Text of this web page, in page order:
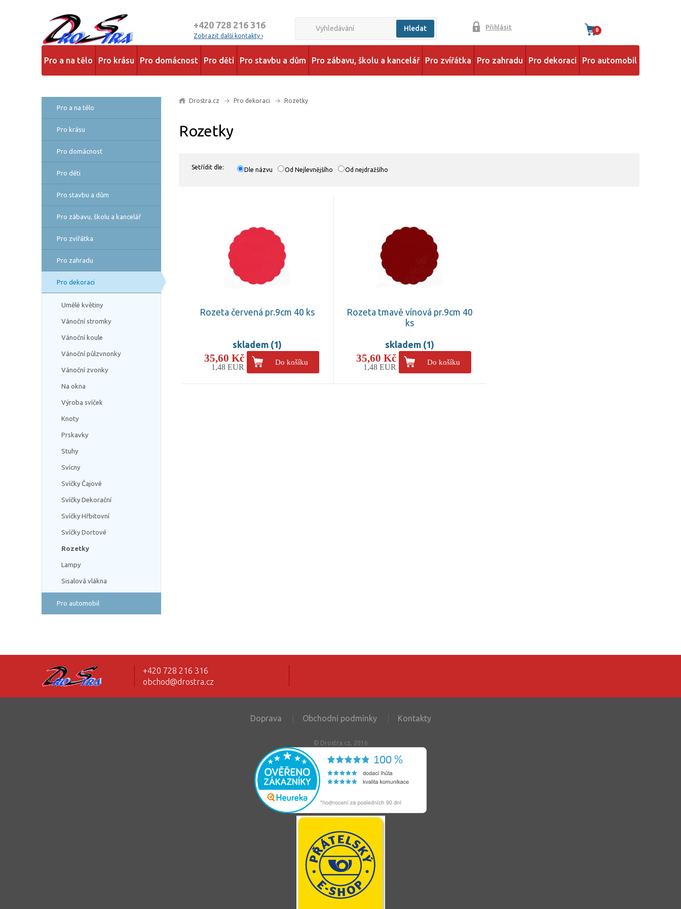
+420 728 216 316
Zobrazit další kontakty ›
Hledat Přihlásit 0
Pro a na tělo Pro krásu Pro domácnost Pro děti Pro stavbu a dům Pro zábavu, školu a kancelář Pro zvířátka Pro zahradu Pro dekoraci Pro automobil
Pro a na tělo
Pro krásu
Pro domácnost
Pro děti
Pro stavbu a dům
Pro zábavu, školu a kancelář
Pro zvířátka
Pro zahradu
Pro dekoraci
Umělé květiny
Vánoční stromky
Vánoční koule
Vánoční půlzvnonky
Vánoční zvonky
Na okna
Výroba svíček
Knoty
Prskavky
Stuhy
Svícny
Svíčky Čajové
Svíčky Dekorační
Svíčky Hřbitovní
Svíčky Dortové
Rozetky
Lampy
Sisalová vlákna
Pro automobil
Drostra.cz Pro dekoraci Rozetky
Rozetky
Setřídit dle: Dle názvu Od Nejlevnějšího Od nejdražšího
Rozeta červená pr.9cm 40 ks
skladem (1)
35,60 Kč
1,48 EUR
Do košíku
Rozeta tmavě vínová pr.9cm 40
ks
skladem (1)
35,60 Kč
1,48 EUR
Do košíku
+420 728 216 316
obchod@drostra.cz
Doprava Obchodní podmínky Kontakty
© Drostra.cz, 2016